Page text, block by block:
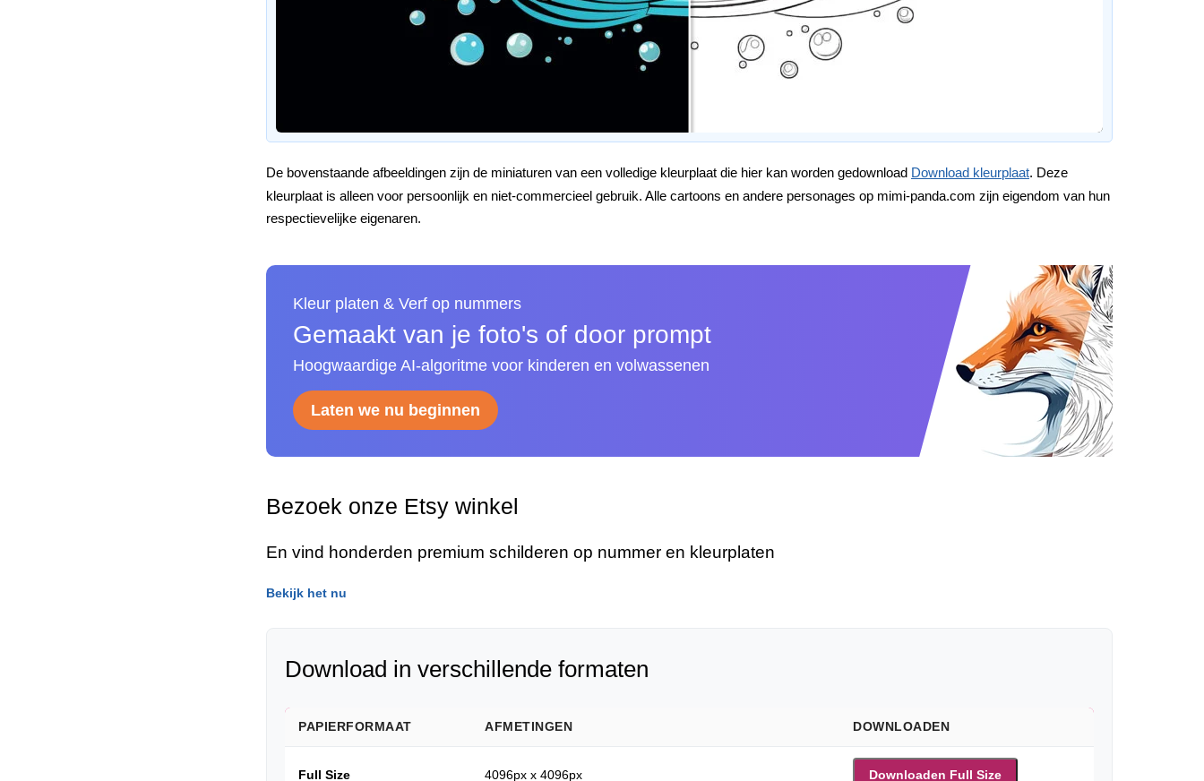
De bovenstaande afbeeldingen zijn de miniaturen van een volledige kleurplaat die hier kan worden gedownload Download kleurplaat. Deze
kleurplaat is alleen voor persoonlijk en niet-commercieel gebruik. Alle cartoons en andere personages op mimi-panda.com zijn eigendom van hun
respectievelijke eigenaren.
Kleur platen & Verf op nummers
Gemaakt van je foto's of door prompt
Hoogwaardige AI-algoritme voor kinderen en volwassenen
Laten we nu beginnen
Bezoek onze Etsy winkel
En vind honderden premium schilderen op nummer en kleurplaten
Bekijk het nu
Download in verschillende formaten
PAPIERFORMAAT AFMETINGEN DOWNLOADEN
Full Size 4096px x 4096px Downloaden Full Size